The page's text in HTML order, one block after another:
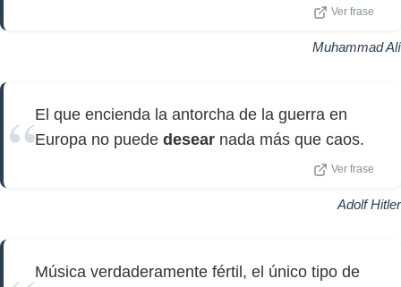
Ver frase
Muhammad Alí
El que encienda la antorcha de la guerra en
Europa no puede desear nada más que caos.
Ver frase
Adolf Hitler
Música verdaderamente fértil, el único tipo de